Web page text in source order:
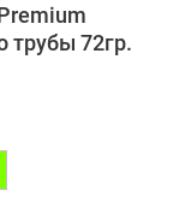
трубы 72гр.